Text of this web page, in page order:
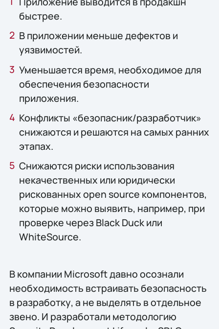
быстрее.
В приложении меньше дефектов и
уязвимостей.
Уменьшается время, необходимое для
обеспечения безопасности
приложения.
Конфликты «безопасник/разработчик»
снижаются и решаются на самых ранних
этапах.
Снижаются риски использования
некачественных или юридически
рискованных open source компонентов,
которые можно выявить, например, при
проверке через Black Duck или
WhiteSource.
В компании Microsoft давно осознали
необходимость встраивать безопасность
в разработку, а не выделять в отдельное
звено. И разработали методологию